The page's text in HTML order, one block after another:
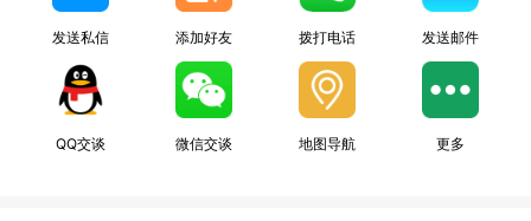
发送私信 添加好友 拨打电话 发送邮件
QQ交谈 微信交谈 地图导航 更多